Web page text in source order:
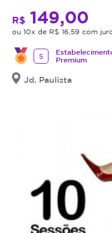
R$ 149,00
ou 10x de R$ 16,59 com
5
Premium
Jd. Paulista